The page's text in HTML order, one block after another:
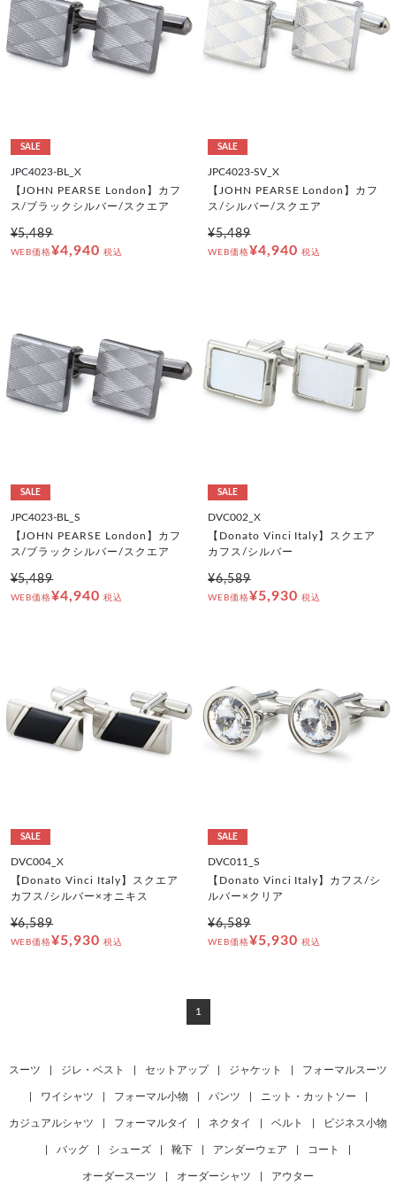
SALE
JPC4023-BL_X
【JOHN PEARSE London】カフ
ス/ブラックシルバー/スクエア
¥5,489
WEB価格¥4,940 税込
SALE
JPC4023-SV_X
【JOHN PEARSE London】カフ
ス/シルバー/スクエア
¥5,489
WEB価格¥4,940 税込
SALE
JPC4023-BL_S
【JOHN PEARSE London】カフ
ス/ブラックシルバー/スクエア
¥5,489
WEB価格¥4,940 税込
SALE
DVC002_X
【Donato Vinci Italy】スクエア
カフス/シルバー
¥6,589
WEB価格¥5,930 税込
SALE
DVC004_X
【Donato Vinci Italy】スクエア
カフス/シルバー×オニキス
¥6,589
WEB価格¥5,930 税込
SALE
DVC011_S
【Donato Vinci Italy】カフス/シ
ルバー×クリア
¥6,589
WEB価格¥5,930 税込
1
スーツ ジレ・ベスト セットアップ ジャケット フォーマルスーツ
ワイシャツ フォーマル小物 パンツ ニット・カットソー
カジュアルシャツ フォーマルタイ ネクタイ ベルト ビジネス小物
バッグ シューズ 靴下 アンダーウェア コート
オーダースーツ オーダーシャツ アウター